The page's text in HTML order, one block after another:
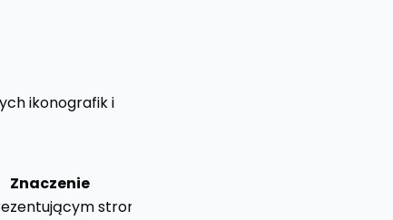
ikonografik i
Znaczenie
stronę główną, początek lub menu